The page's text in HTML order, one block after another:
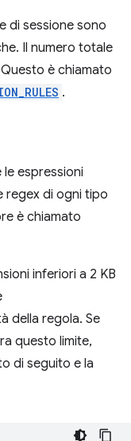
di sessione sono
Il numero totale
è chiamato
.
espressioni
regex di ogni tipo
è chiamato
inferiori a 2 KB
della regola. Se
questo limite,
di seguito e la